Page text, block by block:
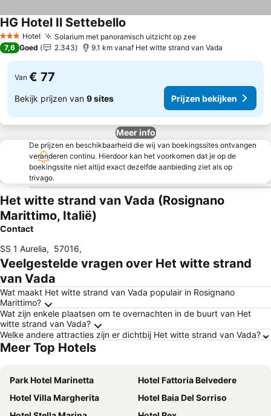
3 SterrenHotel Solarium met panoramisch uitzicht op zee
HG Hotel Il Settebello
7,6 Goed 2.343 9.1 km vanaf Het witte strand van Vada
Van € 77
Bekijk prijzen van 9 sites Prijzen bekijken
Meer info
De prijzen en beschikbaarheid die wij van boekingssites ontvangen
veranderen continu. Hierdoor kan het voorkomen dat je op de
boekingssite niet altijd exact dezelfde aanbieding ziet als op
trivago.
Het witte strand van Vada (Rosignano
Marittimo, Italië)
Contact
SS 1 Aurelia, 57016,
Veelgestelde vragen over Het witte strand
van Vada
Wat maakt Het witte strand van Vada populair in Rosignano
Marittimo?
Wat zijn enkele plaatsen om te overnachten in de buurt van Het
witte strand van Vada?
Welke andere attracties zijn er dichtbij Het witte strand van Vada?
Meer Top Hotels
Park Hotel Marinetta
Hotel Fattoria Belvedere
Hotel Villa Margherita
Hotel Baia Del Sorriso